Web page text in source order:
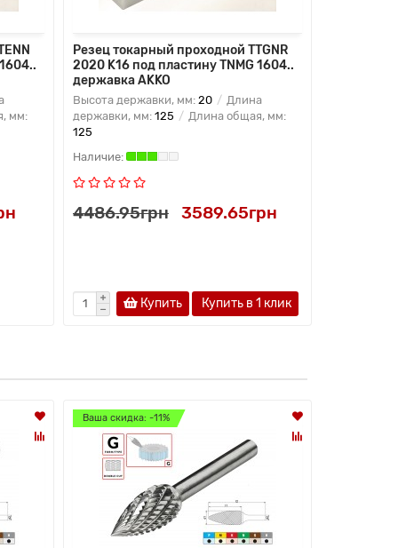
мм:
Резец токарный проходной TTGNR
2020 K16 под пластину TNMG 1604..
державка AKKO
Высота державки, мм: 20
Длина
державки, мм: 125
Длина общая, мм:
125
4486.95грн 3589.65грн
Купить Купить в 1 клик
Ваша скидка: -11%